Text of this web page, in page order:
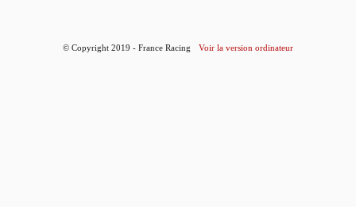
© Copyright 2019 - France Racing Voir la version ordinateur